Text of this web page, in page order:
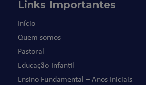
Links Importantes
Início
Quem somos
Pastoral
Educação Infantil
Ensino Fundamental – Anos Iniciais